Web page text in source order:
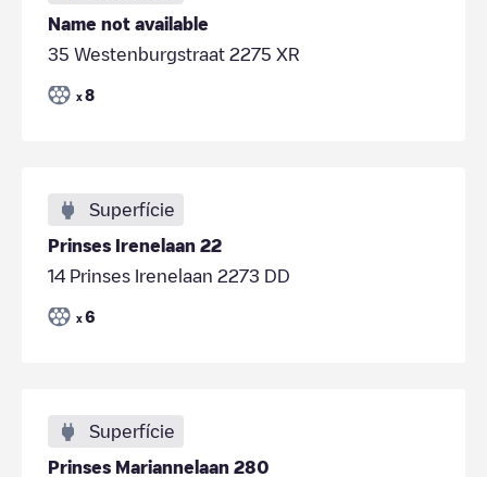
Name not available
35 Westenburgstraat 2275 XR
x 8
Superfície
Prinses Irenelaan 22
14 Prinses Irenelaan 2273 DD
x 6
Superfície
Prinses Mariannelaan 280